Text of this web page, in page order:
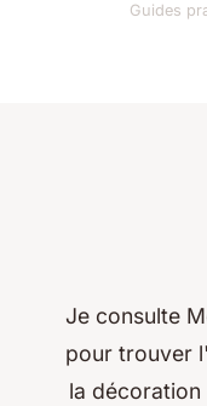
Guides
Je consulte
pour trouver
la